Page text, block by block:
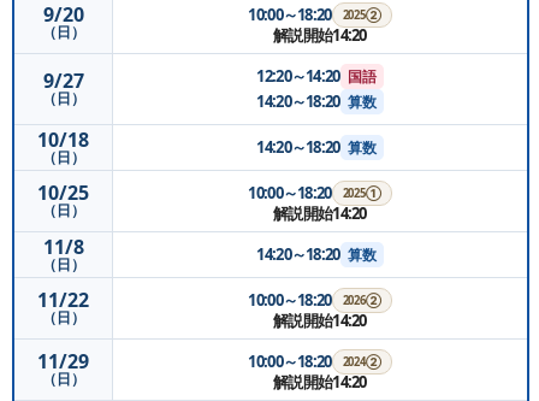
9/20
（日）
10:00～18:20 2025②
解説開始14:20
9/27
（日）
12:20～14:20 国語
14:20～18:20 算数
10/18
（日） 14:20～18:20 算数
10/25
（日）
10:00～18:20 2025①
解説開始14:20
11/8
（日） 14:20～18:20 算数
11/22
（日）
10:00～18:20 2026②
解説開始14:20
11/29
（日）
10:00～18:20 2024②
解説開始14:20